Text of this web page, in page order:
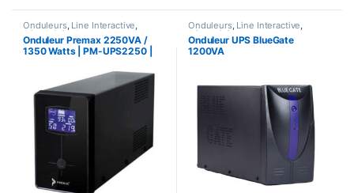
Onduleurs, Line Interactive,
Sécurité équipements
Onduleur Premax 2250VA /
1350 Watts | PM-UPS2250 |
Onduleurs, Line Interactive,
Sécurité équipements
Onduleur UPS BlueGate
1200VA